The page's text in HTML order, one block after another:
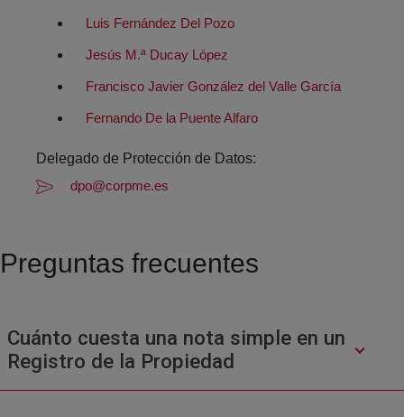
Luis Fernández Del Pozo
Jesús M.ª Ducay López
Francisco Javier González del Valle García
Fernando De la Puente Alfaro
Delegado de Protección de Datos:
dpo@corpme.es
Preguntas frecuentes
Cuánto cuesta una nota simple en un
Registro de la Propiedad